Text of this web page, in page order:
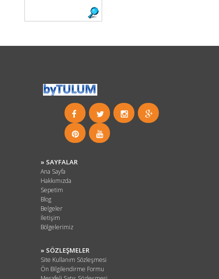
» SAYFALAR
Ana Sayfa
Hakkımızda
Sepetim
Blog
Belgeler
İletişim
Bölgelerimiz
» SÖZLEŞMELER
Site Kullanım Sözleşmesi
Ön Bilgilendirme Formu